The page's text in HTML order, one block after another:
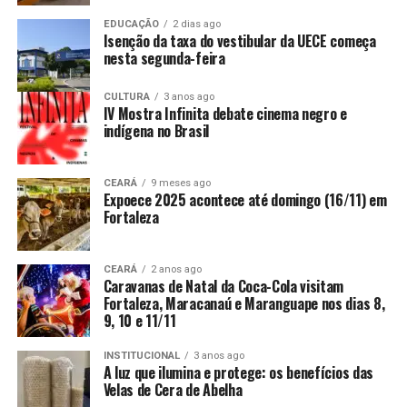
EDUCAÇÃO 2 dias ago
Isenção da taxa do vestibular da UECE começa
nesta segunda-feira
CULTURA 3 anos ago
IV Mostra Infinita debate cinema negro e
indígena no Brasil
CEARÁ 9 meses ago
Expoece 2025 acontece até domingo (16/11) em
Fortaleza
CEARÁ 2 anos ago
Caravanas de Natal da Coca-Cola visitam
Fortaleza, Maracanaú e Maranguape nos dias 8,
9, 10 e 11/11
INSTITUCIONAL 3 anos ago
A luz que ilumina e protege: os benefícios das
Velas de Cera de Abelha